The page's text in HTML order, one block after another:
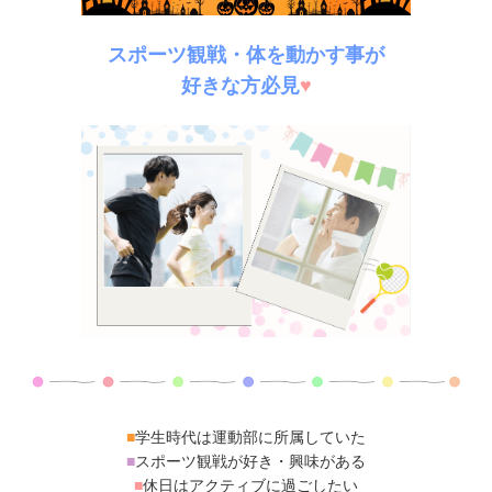
スポーツ観戦・体を動かす事が
好きな方必見♥
■学生時代は運動部に所属していた
■スポーツ観戦が好き・興味がある
■休日はアクティブに過ごしたい